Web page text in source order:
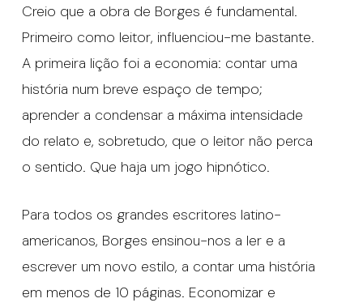
Creio que a obra de Borges é fundamental.
Primeiro como leitor, influenciou-me bastante.
A primeira lição foi a economia: contar uma
história num breve espaço de tempo;
aprender a condensar a máxima intensidade
do relato e, sobretudo, que o leitor não perca
o sentido. Que haja um jogo hipnótico.
Para todos os grandes escritores latino-
americanos, Borges ensinou-nos a ler e a
escrever um novo estilo, a contar uma história
em menos de 10 páginas. Economizar e